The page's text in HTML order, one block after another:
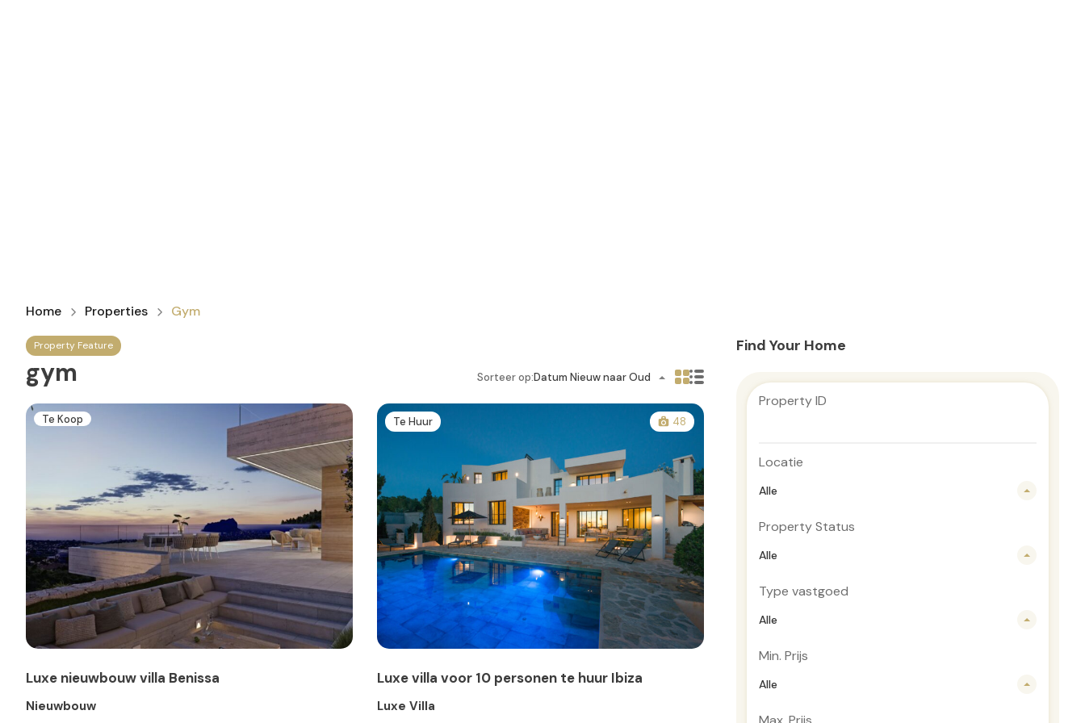
Home Properties Gym
Property Feature
gym Sorteer op:Datum Nieuw naar Oud
Te Koop
Luxe nieuwbouw villa Benissa
Nieuwbouw
Te Huur 48
Luxe villa voor 10 personen te huur Ibiza
Luxe Villa
Find Your Home
Property ID
Locatie
Alle
Property Status
Alle
Type vastgoed
Alle
Min. Prijs
Alle